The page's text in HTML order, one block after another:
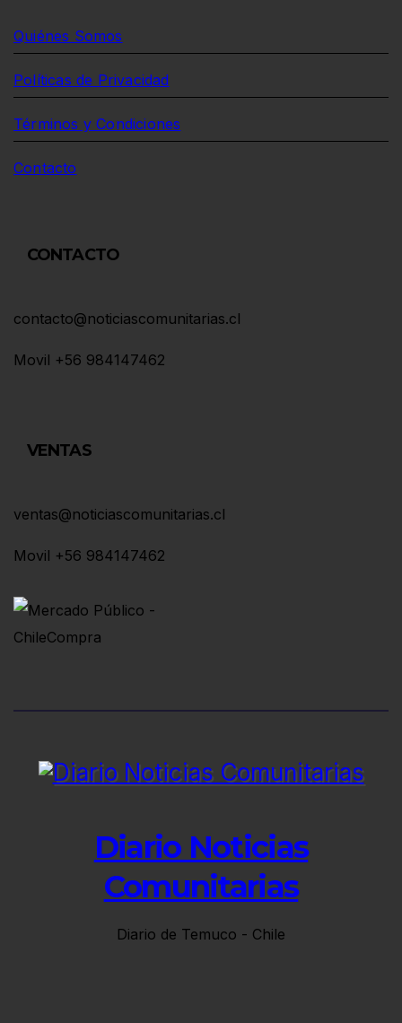
Quiénes Somos
Políticas de Privacidad
Términos y Condiciones
Contacto
CONTACTO
contacto@noticiascomunitarias.cl
Movil +56 984147462
VENTAS
ventas@noticiascomunitarias.cl
Movil +56 984147462
Diario Noticias
Comunitarias
Diario de Temuco - Chile